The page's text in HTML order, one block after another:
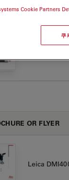
NOTES
OR FLYER
Leica
Cookie Partners
쿠